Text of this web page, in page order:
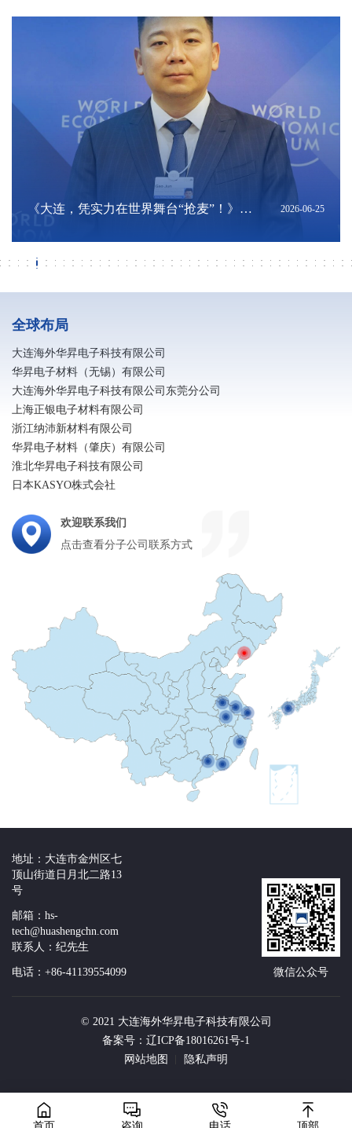
【开局“十五五” 咱们同心干】海外华昇采
媒”视频号
2026-08-07
大连金普科工荟走进海外华昇｜共探产业
2026-08-07
深耕硬核科创，扎根大连沃土｜陈将俊总
术经理人专项对接会
2026-08-01
亮相夏季达沃斯！海外华昇展现国产高端
2026-06-25
《大连，凭实力在世界舞台“抢麦”！》转
2026-06-25
深耕科创联通东南亚｜陈将俊总经理出席
会期间胡志明市系列配套活动
2026-06-25
深化辽港科创联动 共筑跨境产业新机遇｜
外华昇座谈交流
2026-06-23
《向新而进 乘势而上 大连加快推动现代化
2026-06-22
《大连民营经济高质量成长背后》转发
2026-06-19
《落子未来：在中国经济新轨迹中寻找大
2026-06-18
《MLCC需求缘何进入高峰？机构拆解：
日头条》
2026-06-18
上交会聚焦新质生产力：海外华昇以高端
2026-06-14
筑牢安全防线 共建平安企业｜消防安全知
2026-06-01
向阳而昇 跑出热爱 | 海外华昇马拉松圆满
2026-05-31
筑牢安全防线 共建平安企业｜消防安全知
2026-05-31
《电子｜AI浪潮下，MLCC迎来新一轮上
2026-05-31
海外华昇应邀出席大连理工大学校友企业
2026-05-24
研学深耕结硕果 知行并进强素养 大连民族
2026-05-22
破解转型难题！金普新区制造业智改数转
2026-05-15
ERT培训内容-风险点及应急对应 2026-04-29
海外华昇参加 “十五五” 规划专题报告会 锚
2026-04-28
海外华昇荣获2026年信维通信 “优秀供应
2026-04-27
海外华昇受邀出席第四届中国（安徽）科
2026-04-27
《2026年中国陶瓷电容器及材料大会暨中
国电子元件行业协会公众号
2026-04-26
海外华昇亮相2026年MLCC行业年会 以高
2026-04-24
全球首个！电子浆料行业智能无人化工厂
2026-04-13
辽宁省政府发展研究中心副主任金峰一行
2026-04-08
海外华昇2026春季校园招聘全面启动 2026-03-19
寻梦华昇 职赢未来｜海外华昇社招进行时 2026-03-19
银企同心谋发展 金融赋能启新程 —— 民
华昇考察交流
2026-03-18
校企协同聚合力 人才赋能启新程 2026-03-11
转载《辽宁日报》报道：总书记指明了方
2026-03-09
春风如你 熠熠芳华｜海外华昇庆祝三八国
2026-03-06
广发银行大连分行行长陈斌一行莅临大连
量发展
2026-03-06
转载《辽宁日报》 报道：紧闭的大门内他
项冠军
2026-03-04
电子浆料生产企业防静电措施 2026-03-03
大连海外华昇与惠州宝顺美达成深度战略
键原材料自主可控根基
2026-03-01
招行大连分行与海外华昇深化产融协同 共
2026-03-01
转载《大连日报》报道：记者采访吃“闭门
2026-02-21
凝心聚力启新程 海外华昇2025年工作总结
2026-02-11
全球布局
大连海外华昇电子科技有限公司
华昇电子材料（无锡）有限公司
大连海外华昇电子科技有限公司东莞分公司
上海正银电子材料有限公司
浙江纳沛新材料有限公司
华昇电子材料（肇庆）有限公司
淮北华昇电子科技有限公司
日本KASYO株式会社
欢迎联系我们
点击查看分子公司联系方式
地址：大连市金州区七
顶山街道日月北二路13
号
邮箱：hs-
tech@huashengchn.com
联系人：纪先生
电话：+86-41139554099 微信公众号
© 2021 大连海外华昇电子科技有限公司
备案号：辽ICP备18016261号-1
网站地图
隐私声明